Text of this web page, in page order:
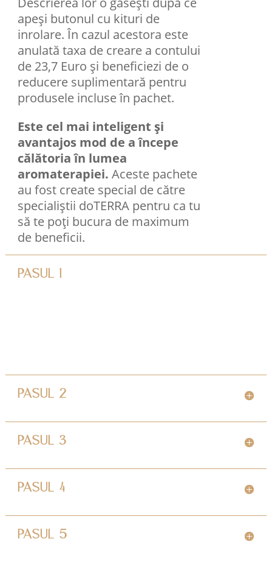
apeși butonul cu kituri de
inrolare. În cazul acestora este
anulată taxa de creare a contului
de 23,7 Euro și beneficiezi de o
reducere suplimentară pentru
produsele incluse în pachet.
Este cel mai inteligent și
avantajos mod de a începe
călătoria în lumea
aromaterapiei. Aceste pachete
au fost create special de către
specialiștii doTERRA pentru ca tu
să te poți bucura de maximum
de beneficii.
PASUL 1
PASUL 2
PASUL 3
PASUL 4
PASUL 5